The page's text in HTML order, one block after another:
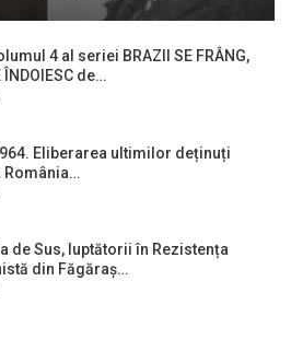
4 al seriei BRAZII SE FRÂNG,
ÎNDOIESC de…
Eliberarea ultimilor deținuți
de Sus, luptătorii în Rezistența
din Făgăraș…